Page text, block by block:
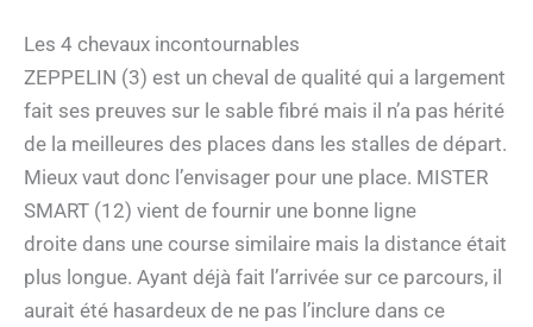
Les 4 chevaux incontournables
ZEPPELIN (3) est un cheval de qualité qui a largement
fait ses preuves sur le sable fibré mais il n’a pas hérité
de la meilleures des places dans les stalles de départ.
Mieux vaut donc l’envisager pour une place. MISTER
SMART (12) vient de fournir une bonne ligne
droite dans une course similaire mais la distance était
plus longue. Ayant déjà fait l’arrivée sur ce parcours, il
aurait été hasardeux de ne pas l’inclure dans ce